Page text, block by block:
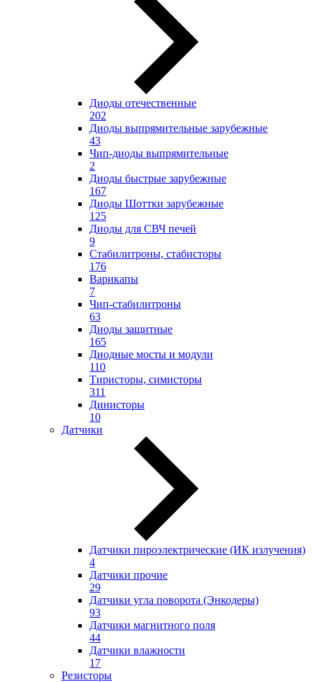
Диоды отечественные
202
Диоды выпрямительные зарубежные
43
Чип-диоды выпрямительные
2
Диоды быстрые зарубежные
167
Диоды Шоттки зарубежные
125
Диоды для СВЧ печей
9
Стабилитроны, стабисторы
176
Варикапы
7
Чип-стабилитроны
63
Диоды защитные
165
Диодные мосты и модули
110
Тиристоры, симисторы
311
Динисторы
10
Датчики
Датчики пироэлектрические (ИК излучения)
4
Датчики прочие
29
Датчики угла поворота (Энкодеры)
93
Датчики магнитного поля
44
Датчики влажности
17
Резисторы